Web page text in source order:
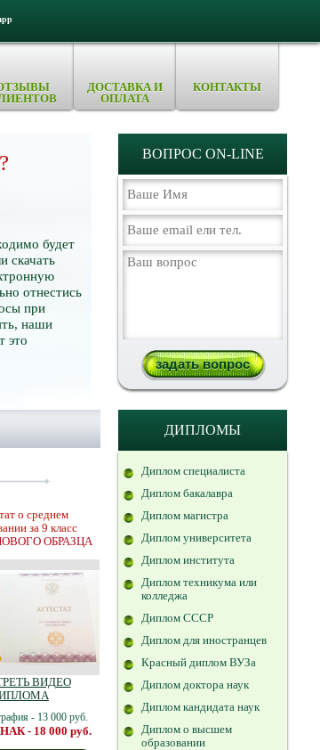
ДОСТАВКА И
ОПЛАТА
КОНТАКТЫ
будет
скачать
отнестись
при
наши
это
ВОПРОС ON-LINE
о среднем
за 9 класс
ОБРАЗЦА
ВИДЕО
- 13 000 руб.
- 18 000 руб.
ДИПЛОМЫ
Диплом специалиста
Диплом бакалавра
Диплом магистра
Диплом университета
Диплом института
Диплом техникума или
колледжа
Диплом СССР
Диплом для иностранцев
Красный диплом ВУЗа
Диплом доктора наук
Диплом кандидата наук
Диплом о высшем
образовании